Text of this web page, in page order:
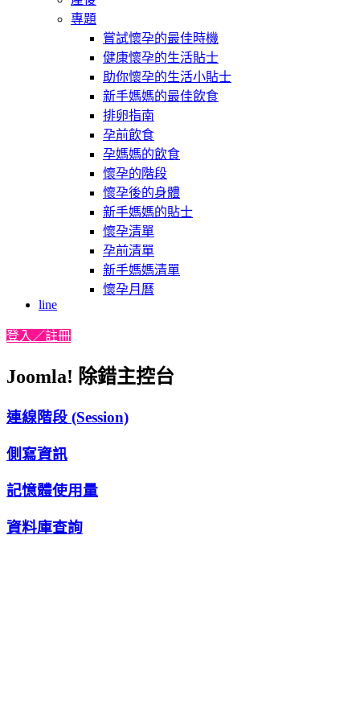
專題
嘗試懷孕的最佳時機
健康懷孕的生活貼士
助你懷孕的生活小貼士
新手媽媽的最佳飲食
排卵指南
孕前飲食
孕媽媽的飲食
懷孕的階段
懷孕後的身體
新手媽媽的貼士
懷孕清單
孕前清單
新手媽媽清單
懷孕月曆
line
登入／註冊
Joomla! 除錯主控台
連線階段 (Session)
側寫資訊
記憶體使用量
資料庫查詢